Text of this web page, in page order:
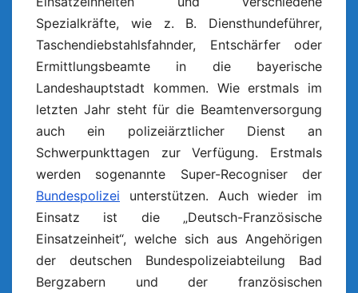
Spezialkräfte, wie z. B. Diensthundeführer,
Taschendiebstahlsfahnder, Entschärfer oder
Ermittlungsbeamte in die bayerische
Landeshauptstadt kommen. Wie erstmals im
letzten Jahr steht für die Beamtenversorgung
auch ein polizeiärztlicher Dienst an
Schwerpunkttagen zur Verfügung. Erstmals
werden sogenannte Super-Recogniser der
Bundespolizei unterstützen. Auch wieder im
Einsatz ist die „Deutsch-Französische
Einsatzeinheit“, welche sich aus Angehörigen
der deutschen Bundespolizeiabteilung Bad
Bergzabern und der französischen